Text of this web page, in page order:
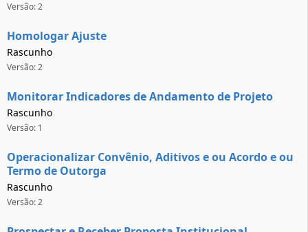
Versão: 2
Homologar Ajuste
Rascunho
Versão: 2
Monitorar Indicadores de Andamento de Projeto
Rascunho
Versão: 1
Operacionalizar Convênio, Aditivos e ou Acordo e ou
Termo de Outorga
Rascunho
Versão: 2